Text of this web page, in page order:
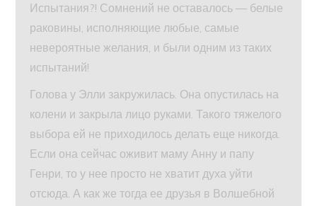
Испытания?! Сомнений не оставалось — белые
раковины, исполняющие любые, самые
невероятные желания, и были одним из таких
испытаний!
Голова у Элли закружилась. Она опустилась на
колени и закрыла лицо руками. Такого тяжелого
выбора ей не приходилось делать еще никогда.
Если она сейчас оживит маму Анну и папу
Генри, то у нее просто не хватит духа уйти
отсюда. А как же тогда ее друзья в Волшебной